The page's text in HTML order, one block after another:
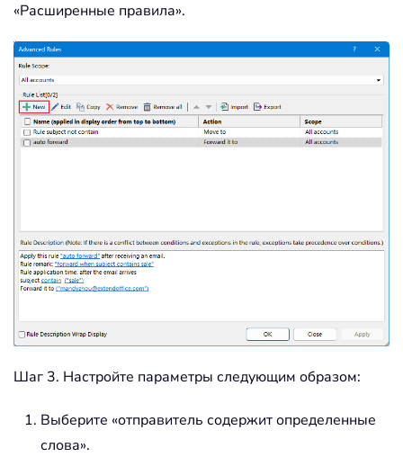
«Расширенные правила».
Шаг 3. Настройте параметры следующим образом:
Выберите «отправитель содержит определенные
слова».